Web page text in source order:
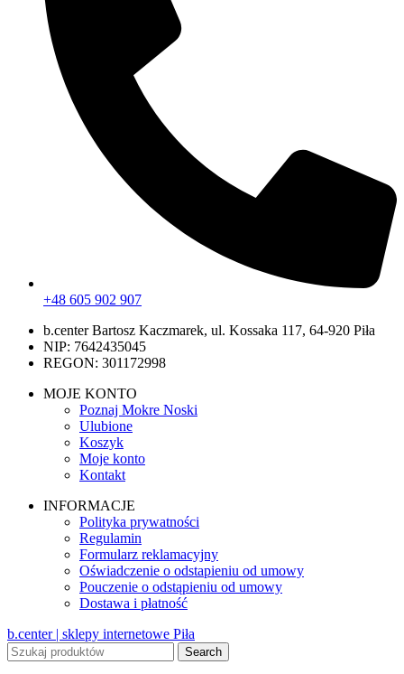
+48 605 902 907
b.center Bartosz Kaczmarek, ul. Kossaka 117, 64-920 Piła
NIP: 7642435045
REGON: 301172998
MOJE KONTO
Poznaj Mokre Noski
Ulubione
Koszyk
Moje konto
Kontakt
INFORMACJE
Polityka prywatności
Regulamin
Formularz reklamacyjny
Oświadczenie o odstapieniu od umowy
Pouczenie o odstąpieniu od umowy
Dostawa i płatność
b.center | sklepy internetowe Piła
Search